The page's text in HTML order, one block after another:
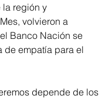
la región y
volvieron a
Banco Nación se
de empatía para el
depende de los